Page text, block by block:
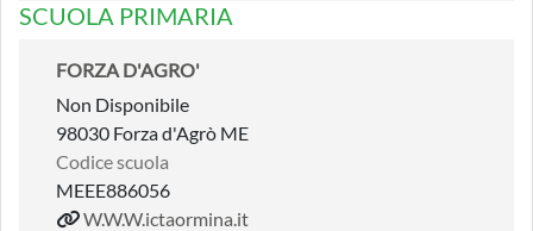
SCUOLA PRIMARIA
FORZA D'AGRO'
Non Disponibile
98030 Forza d'Agrò ME
Codice scuola
MEEE886056
W.W.W.ictaormina.it